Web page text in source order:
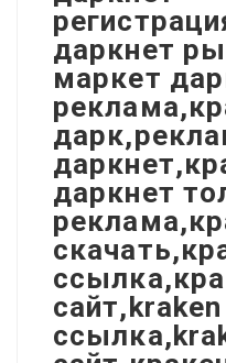
даркнет
маркет
даркнет